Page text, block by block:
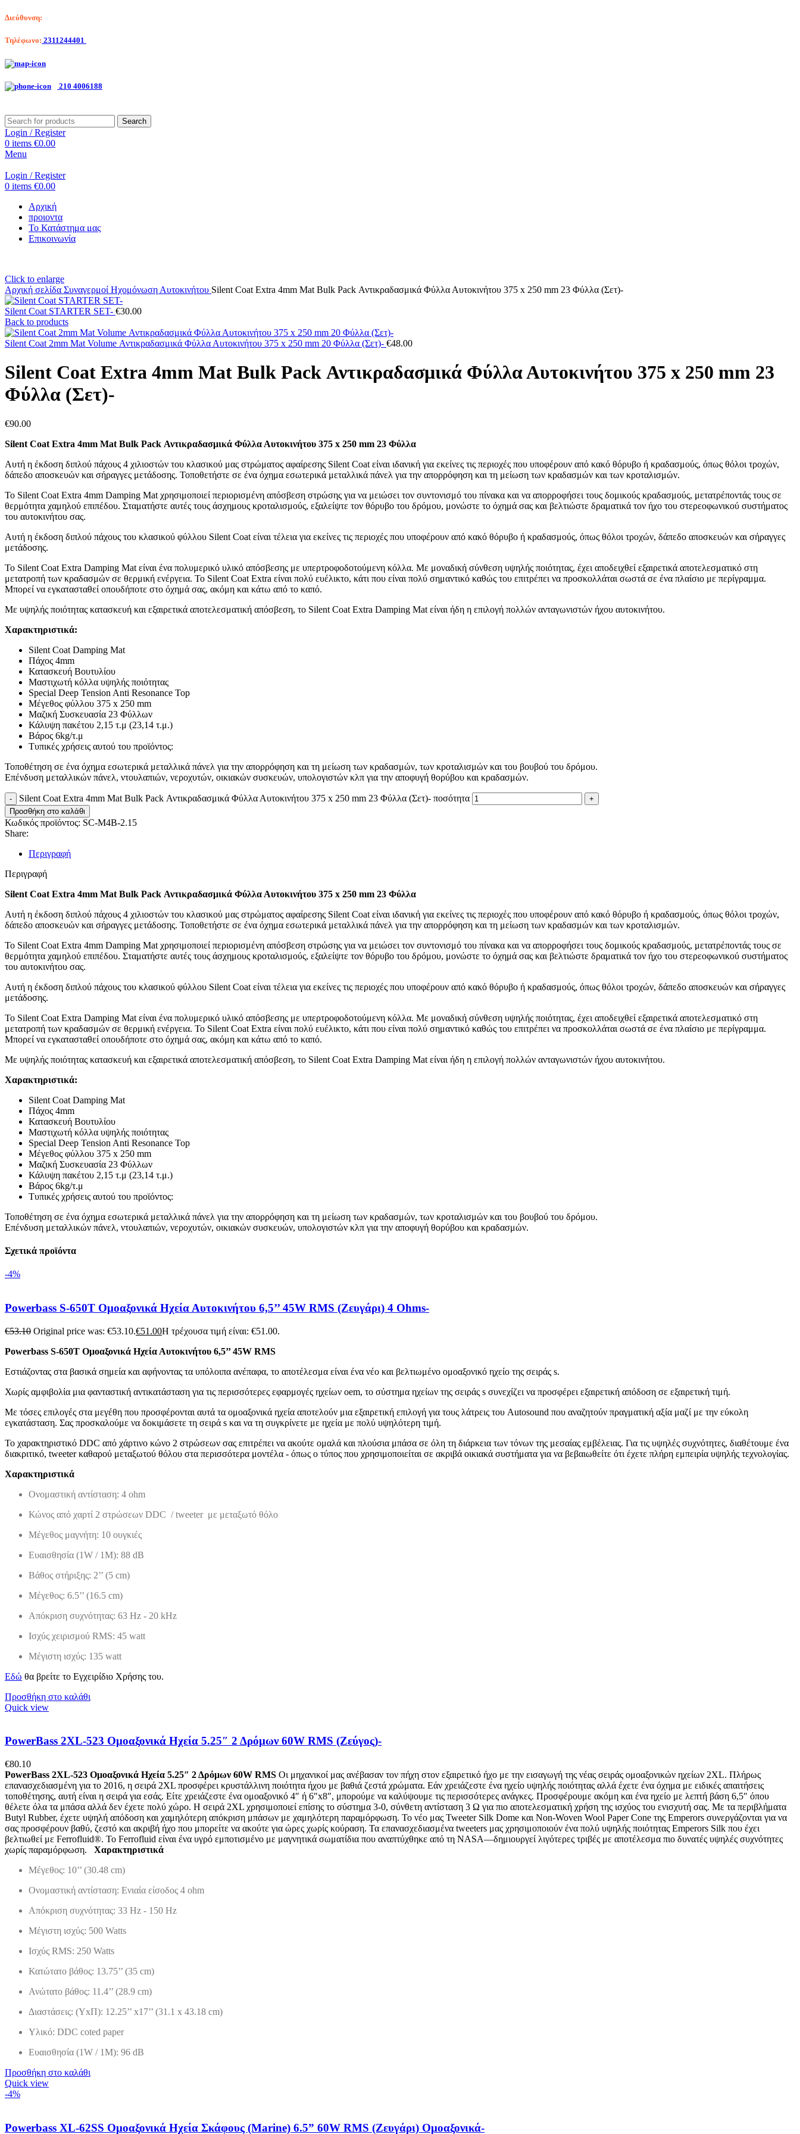
Διεύθυνση:
Τηλέφωνο: 2311244401
210 4006188
Search
Login / Register
0 items €0.00
Menu
Login / Register
0 items €0.00
Αρχική
προιοντα
Το Κατάστημα μας
Επικοινωνία
Click to enlarge
Αρχική σελίδα Συναγερμοί Hχομόνωση Αυτοκινήτου Silent Coat Extra 4mm Mat Bulk Pack Αντικραδασμικά Φύλλα Αυτοκινήτου 375 x 250 mm 23 Φύλλα (Σετ)-
Silent Coat STARTER SET- €30.00
Back to products
Silent Coat 2mm Mat Volume Αντικραδασμικά Φύλλα Αυτοκινήτου 375 x 250 mm 20 Φύλλα (Σετ)- €48.00
Silent Coat Extra 4mm Mat Bulk Pack Αντικραδασμικά Φύλλα Αυτοκινήτου 375 x 250 mm 23
Φύλλα (Σετ)-
€90.00
Silent Coat Extra 4mm Mat Bulk Pack Αντικραδασμικά Φύλλα Αυτοκινήτου 375 x 250 mm 23 Φύλλα
Αυτή η έκδοση διπλού πάχους 4 χιλιοστών του κλασικού μας στρώματος αφαίρεσης Silent Coat είναι ιδανική για εκείνες τις περιοχές που υποφέρουν από κακό θόρυβο ή κραδασμούς, όπως θόλοι τροχών,
δάπεδο αποσκευών και σήραγγες μετάδοσης. Τοποθετήστε σε ένα όχημα εσωτερικά μεταλλικά πάνελ για την απορρόφηση και τη μείωση των κραδασμών και των κροταλισμών.
Το Silent Coat Extra 4mm Damping Mat χρησιμοποιεί περιορισμένη απόσβεση στρώσης για να μειώσει τον συντονισμό του πίνακα και να απορροφήσει τους δομικούς κραδασμούς, μετατρέποντάς τους σε
θερμότητα χαμηλού επιπέδου. Σταματήστε αυτές τους άσχημους κροταλισμούς, εξαλείψτε τον θόρυβο του δρόμου, μονώστε το όχημά σας και βελτιώστε δραματικά τον ήχο του στερεοφωνικού συστήματος
του αυτοκινήτου σας.
Αυτή η έκδοση διπλού πάχους του κλασικού φύλλου Silent Coat είναι τέλεια για εκείνες τις περιοχές που υποφέρουν από κακό θόρυβο ή κραδασμούς, όπως θόλοι τροχών, δάπεδο αποσκευών και σήραγγες
μετάδοσης.
Το Silent Coat Extra Damping Mat είναι ένα πολυμερικό υλικό απόσβεσης με υπερτροφοδοτούμενη κόλλα. Με μοναδική σύνθεση υψηλής ποιότητας, έχει αποδειχθεί εξαιρετικά αποτελεσματικό στη
μετατροπή των κραδασμών σε θερμική ενέργεια. Το Silent Coat Extra είναι πολύ ευέλικτο, κάτι που είναι πολύ σημαντικό καθώς του επιτρέπει να προσκολλάται σωστά σε ένα πλαίσιο με περίγραμμα.
Μπορεί να εγκατασταθεί οπουδήποτε στο όχημά σας, ακόμη και κάτω από το καπό.
Με υψηλής ποιότητας κατασκευή και εξαιρετικά αποτελεσματική απόσβεση, το Silent Coat Extra Damping Mat είναι ήδη η επιλογή πολλών ανταγωνιστών ήχου αυτοκινήτου.
Χαρακτηριστικά:
Silent Coat Damping Mat
Πάχος 4mm
Κατασκευή Βουτυλίου
Μαστιχωτή κόλλα υψηλής ποιότητας
Special Deep Tension Anti Resonance Top
Μέγεθος φύλλου 375 x 250 mm
Μαζική Συσκευασία 23 Φύλλων
Κάλυψη πακέτου 2,15 τ.μ (23,14 τ.μ.)
Βάρος 6kg/τ.μ
Τυπικές χρήσεις αυτού του προϊόντος:
Τοποθέτηση σε ένα όχημα εσωτερικά μεταλλικά πάνελ για την απορρόφηση και τη μείωση των κραδασμών, των κροταλισμών και του βουβού του δρόμου.
Επένδυση μεταλλικών πάνελ, ντουλαπιών, νεροχυτών, οικιακών συσκευών, υπολογιστών κλπ για την αποφυγή θορύβου και κραδασμών.
Silent Coat Extra 4mm Mat Bulk Pack Αντικραδασμικά Φύλλα Αυτοκινήτου 375 x 250 mm 23 Φύλλα (Σετ)- ποσότητα
Προσθήκη στο καλάθι
Κωδικός προϊόντος: SC-M4B-2.15
Share:
Περιγραφή
Περιγραφή
Silent Coat Extra 4mm Mat Bulk Pack Αντικραδασμικά Φύλλα Αυτοκινήτου 375 x 250 mm 23 Φύλλα
Αυτή η έκδοση διπλού πάχους 4 χιλιοστών του κλασικού μας στρώματος αφαίρεσης Silent Coat είναι ιδανική για εκείνες τις περιοχές που υποφέρουν από κακό θόρυβο ή κραδασμούς, όπως θόλοι τροχών,
δάπεδο αποσκευών και σήραγγες μετάδοσης. Τοποθετήστε σε ένα όχημα εσωτερικά μεταλλικά πάνελ για την απορρόφηση και τη μείωση των κραδασμών και των κροταλισμών.
Το Silent Coat Extra 4mm Damping Mat χρησιμοποιεί περιορισμένη απόσβεση στρώσης για να μειώσει τον συντονισμό του πίνακα και να απορροφήσει τους δομικούς κραδασμούς, μετατρέποντάς τους σε
θερμότητα χαμηλού επιπέδου. Σταματήστε αυτές τους άσχημους κροταλισμούς, εξαλείψτε τον θόρυβο του δρόμου, μονώστε το όχημά σας και βελτιώστε δραματικά τον ήχο του στερεοφωνικού συστήματος
του αυτοκινήτου σας.
Αυτή η έκδοση διπλού πάχους του κλασικού φύλλου Silent Coat είναι τέλεια για εκείνες τις περιοχές που υποφέρουν από κακό θόρυβο ή κραδασμούς, όπως θόλοι τροχών, δάπεδο αποσκευών και σήραγγες
μετάδοσης.
Το Silent Coat Extra Damping Mat είναι ένα πολυμερικό υλικό απόσβεσης με υπερτροφοδοτούμενη κόλλα. Με μοναδική σύνθεση υψηλής ποιότητας, έχει αποδειχθεί εξαιρετικά αποτελεσματικό στη
μετατροπή των κραδασμών σε θερμική ενέργεια. Το Silent Coat Extra είναι πολύ ευέλικτο, κάτι που είναι πολύ σημαντικό καθώς του επιτρέπει να προσκολλάται σωστά σε ένα πλαίσιο με περίγραμμα.
Μπορεί να εγκατασταθεί οπουδήποτε στο όχημά σας, ακόμη και κάτω από το καπό.
Με υψηλής ποιότητας κατασκευή και εξαιρετικά αποτελεσματική απόσβεση, το Silent Coat Extra Damping Mat είναι ήδη η επιλογή πολλών ανταγωνιστών ήχου αυτοκινήτου.
Χαρακτηριστικά:
Silent Coat Damping Mat
Πάχος 4mm
Κατασκευή Βουτυλίου
Μαστιχωτή κόλλα υψηλής ποιότητας
Special Deep Tension Anti Resonance Top
Μέγεθος φύλλου 375 x 250 mm
Μαζική Συσκευασία 23 Φύλλων
Κάλυψη πακέτου 2,15 τ.μ (23,14 τ.μ.)
Βάρος 6kg/τ.μ
Τυπικές χρήσεις αυτού του προϊόντος:
Τοποθέτηση σε ένα όχημα εσωτερικά μεταλλικά πάνελ για την απορρόφηση και τη μείωση των κραδασμών, των κροταλισμών και του βουβού του δρόμου.
Επένδυση μεταλλικών πάνελ, ντουλαπιών, νεροχυτών, οικιακών συσκευών, υπολογιστών κλπ για την αποφυγή θορύβου και κραδασμών.
Σχετικά προϊόντα
-4%
Powerbass S-650T Ομοαξονικά Ηχεία Αυτοκινήτου 6,5’’ 45W RMS (Ζευγάρι) 4 Ohms-
€53.10 Original price was: €53.10.€51.00Η τρέχουσα τιμή είναι: €51.00.
Powerbass S-650T Ομοαξονικά Ηχεία Αυτοκινήτου 6,5’’ 45W RMS
Εστιάζοντας στα βασικά σημεία και αφήνοντας τα υπόλοιπα ανέπαφα, το αποτέλεσμα είναι ένα νέο και βελτιωμένο ομοαξονικό ηχείο της σειράς s.
Χωρίς αμφιβολία μια φανταστική αντικατάσταση για τις περισσότερες εφαρμογές ηχείων oem, το σύστημα ηχείων της σειράς s συνεχίζει να προσφέρει εξαιρετική απόδοση σε εξαιρετική τιμή.
Με τόσες επιλογές στα μεγέθη που προσφέρονται αυτά τα ομοαξονικά ηχεία αποτελούν μια εξαιρετική επιλογή για τους λάτρεις του Autosound που αναζητούν πραγματική αξία μαζί με την εύκολη
εγκατάσταση. Σας προσκαλούμε να δοκιμάσετε τη σειρά s και να τη συγκρίνετε με ηχεία με πολύ υψηλότερη τιμή.
Το χαρακτηριστικό DDC από χάρτινο κώνο 2 στρώσεων σας επιτρέπει να ακούτε ομαλά και πλούσια μπάσα σε όλη τη διάρκεια των τόνων της μεσαίας εμβέλειας. Για τις υψηλές συχνότητες, διαθέτουμε ένα
διακριτικό, tweeter καθαρού μεταξωτού θόλου στα περισσότερα μοντέλα - όπως ο τύπος που χρησιμοποιείται σε ακριβά οικιακά συστήματα για να βεβαιωθείτε ότι έχετε πλήρη εμπειρία υψηλής τεχνολογίας.
Χαρακτηριστικά
Ονομαστική αντίσταση: 4 ohm
Κώνος από χαρτί 2 στρώσεων DDC / tweeter με μεταξωτό θόλο
Μέγεθος μαγνήτη: 10 ουγκιές
Ευαισθησία (1W / 1M): 88 dB
Βάθος στήριξης: 2’’ (5 cm)
Μέγεθος: 6.5’’ (16.5 cm)
Απόκριση συχνότητας: 63 Hz - 20 kHz
Ισχύς χειρισμού RMS: 45 watt
Μέγιστη ισχύς: 135 watt
Εδώ θα βρείτε το Εγχειρίδιο Χρήσης του.
Προσθήκη στο καλάθι
Quick view
PowerBass 2XL-523 Ομοαξονικά Ηχεία 5.25″ 2 Δρόμων 60W RMS (Ζεύγος)-
€80.10
PowerBass 2XL-523 Ομοαξονικά Ηχεία 5.25″ 2 Δρόμων 60W RMS Οι μηχανικοί μας ανέβασαν τον πήχη στον εξαιρετικό ήχο με την εισαγωγή της νέας σειράς ομοαξονικών ηχείων 2XL. Πλήρως
επανασχεδιασμένη για το 2016, η σειρά 2XL προσφέρει κρυστάλλινη ποιότητα ήχου με βαθιά ζεστά χρώματα. Εάν χρειάζεστε ένα ηχείο υψηλής ποιότητας αλλά έχετε ένα όχημα με ειδικές απαιτήσεις
τοποθέτησης, αυτή είναι η σειρά για εσάς. Είτε χρειάζεστε ένα ομοαξονικό 4″ ή 6″x8″, μπορούμε να καλύψουμε τις περισσότερες ανάγκες. Προσφέρουμε ακόμη και ένα ηχείο με λεπτή βάση 6,5″ όπου
θέλετε όλα τα μπάσα αλλά δεν έχετε πολύ χώρο. Η σειρά 2XL χρησιμοποιεί επίσης το σύστημα 3-0, σύνθετη αντίσταση 3 Ω για πιο αποτελεσματική χρήση της ισχύος του ενισχυτή σας. Με τα περιβλήματα
Butyl Rubber, έχετε υψηλή απόδοση και χαμηλότερη απόκριση μπάσων με χαμηλότερη παραμόρφωση. Το νέο μας Tweeter Silk Dome και Non-Woven Wool Paper Cone της Emperors συνεργάζονται για να
σας προσφέρουν βαθύ, ζεστό και ακριβή ήχο που μπορείτε να ακούτε για ώρες χωρίς κούραση. Τα επανασχεδιασμένα tweeters μας χρησιμοποιούν ένα πολύ υψηλής ποιότητας Emperors Silk που έχει
βελτιωθεί με Ferrofluid®. Το Ferrofluid είναι ένα υγρό εμποτισμένο με μαγνητικά σωματίδια που αναπτύχθηκε από τη NASA—δημιουργεί λιγότερες τριβές με αποτέλεσμα πιο δυνατές υψηλές συχνότητες
χωρίς παραμόρφωση. Χαρακτηριστικά
Μέγεθος: 10’’ (30.48 cm)
Ονομαστική αντίσταση: Ενιαία είσοδος 4 ohm
Απόκριση συχνότητας: 33 Hz - 150 Hz
Μέγιστη ισχύς: 500 Watts
Ισχύς RMS: 250 Watts
Κατώτατο βάθος: 13.75’’ (35 cm)
Ανώτατο βάθος: 11.4’’ (28.9 cm)
Διαστάσεις: (ΥxΠ): 12.25’’ x17’’ (31.1 x 43.18 cm)
Υλικό: DDC coted paper
Ευαισθησία (1W / 1M): 96 dB
Προσθήκη στο καλάθι
Quick view
-4%
Powerbass XL-62SS Ομοαξονικά Ηχεία Σκάφους (Marine) 6.5” 60W RMS (Ζευγάρι) Ομοαξονικά-